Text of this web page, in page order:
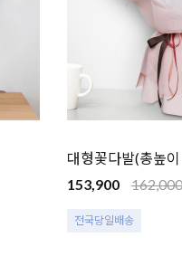
대형꽃다발(총높
153,900
162,000
전국당일배송